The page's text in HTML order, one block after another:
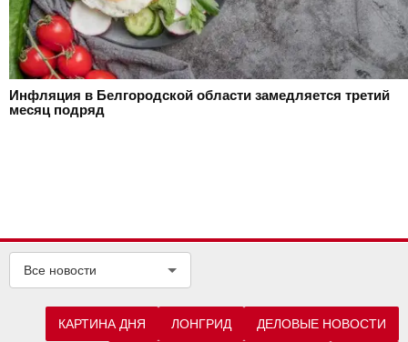
Инфляция в Белгородской области замедляется третий
месяц подряд
Все новости
КАРТИНА ДНЯ ЛОНГРИД ДЕЛОВЫЕ НОВОСТИ